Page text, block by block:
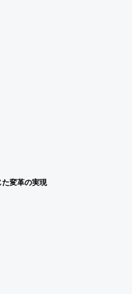
変革の実現